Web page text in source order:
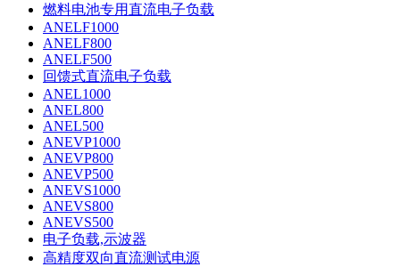
燃料电池专用直流电子负载
ANELF1000
ANELF800
ANELF500
回馈式直流电子负载
ANEL1000
ANEL800
ANEL500
ANEVP1000
ANEVP800
ANEVP500
ANEVS1000
ANEVS800
ANEVS500
电子负载,示波器
高精度双向直流测试电源